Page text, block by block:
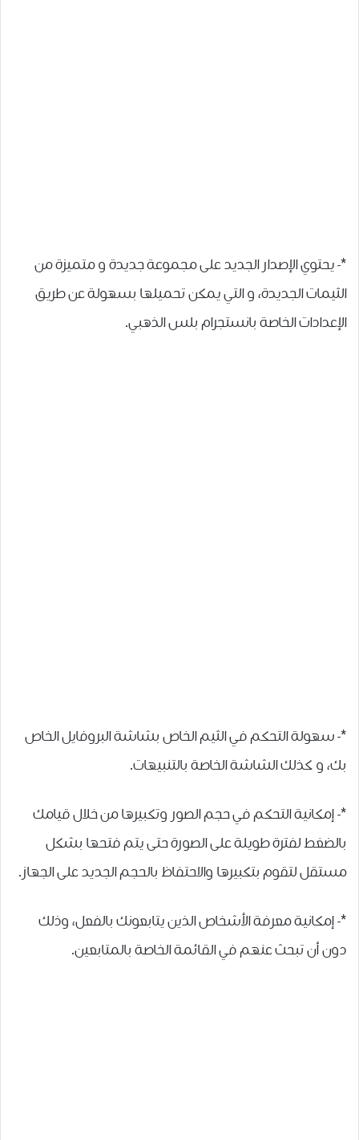
*- ﻳﺤﺘﻮﻱ ﺍﻹﺻﺪﺍﺭ ﺍﻟﺠﺪﻳﺪ ﻋﻠﻰ ﻣﺠﻤﻮﻋﺔ ﺟﺪﻳﺪﺓ و ﻣﺘﻤﻴﺰﺓ ﻣﻦ
ﺍﻟﺜﻴﻤﺎﺕ الجديدة، و التي يمكن تحميلها ﺑﺴﻬﻮﻟﺔ ﻋﻦ ﻃﺮﻳﻖ
ﺍﻹﻋﺪﺍﺩﺍﺕ ﺍﻟﺨﺎﺻﺔ ﺑﺎﻧﺴﺘﺠﺮﺍﻡ ﺑﻠﺲ ﺍﻟﺬﻫﺒﻲ.
*- سهولة ﺍﻟﺘﺤﻜﻢ ﻓﻲ ﺍﻟﺜﻴﻢ ﺍﻟﺨﺎﺹ ﺑﺸﺎﺷﺔ ﺍﻟﺒﺮﻭﻓﺎﻳﻞ ﺍﻟﺨﺎﺹ
ﺑﻚ، و كذلك ﺍﻟﺸﺎﺷﺔ ﺍﻟﺨﺎﺻﺔ ﺑﺎﻟﺘﻨﺒﻴﻬﺎﺕ.
*- إﻣﻜﺎﻧﻴﺔ ﺍﻟﺘﺤﻜﻢ ﻓﻲ ﺣﺠﻢ ﺍﻟﺼﻮﺭ ﻭﺗﻜﺒﻴﺮﻫﺎ ﻣﻦ ﺧﻼﻝ ﻗﻴﺎﻣﻚ
ﺑﺎﻟﻀﻐﻂ ﻟﻔﺘﺮﺓ ﻃﻮﻳﻠﺔ ﻋﻠﻰ ﺍﻟﺼﻮﺭﺓ ﺣﺘﻰ ﻳﺘﻢ ﻓﺘﺤﻬﺎ ﺑﺸﻜﻞ
ﻣﺴﺘﻘﻞ لتقوم بتكبيرها ﻭﺍﻻﺣﺘﻔﺎﻅ ﺑﺎﻟﺤﺠﻢ ﺍﻟﺠﺪﻳﺪ ﻋﻠﻰ الجهاز.
*- إمكانية ﻣﻌﺮﻓﺔ ﺍﻷﺷﺨﺎﺹ ﺍﻟﺬﻳﻦ ﻳﺘﺎﺑﻌﻮﻧﻚ ﺑﺎﻟﻔﻌﻞ، ﻭﺫﻟﻚ
ﺩﻭﻥ ﺃﻥ ﺗﺒﺤﺚ ﻋﻨﻬﻢ ﻓﻲ ﺍﻟﻘﺎﺋﻤﺔ ﺍﻟﺨﺎﺻﺔ ﺑﺎﻟﻤﺘﺎﺑﻌﻴﻦ.